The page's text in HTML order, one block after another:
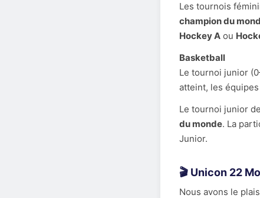
Les tournois
champion du
Hockey A ou
Basketball
Le tournoi junior
atteint, les
Le tournoi junior
du monde. La
Junior.
🎬 Unicon 22
Nous avons le